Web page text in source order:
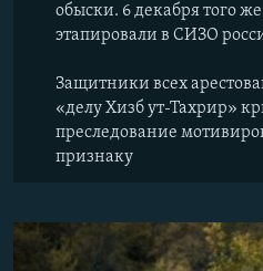
обыски. 6 декабря того
этапировали в СИЗО
Защитники всех
«делу Хизб ут-Тахрир»
преследование
признаку